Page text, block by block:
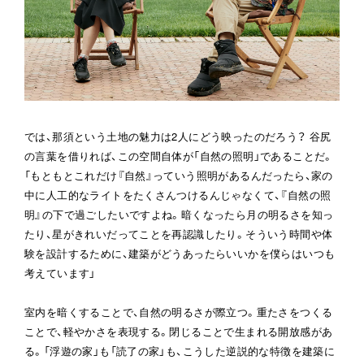
では、那須という土地の魅力は2人にどう映ったのだろう？ 谷尻
の言葉を借りれば、この空間自体が「自然の照明」であることだ。
「もともとこれだけ『自然』っていう照明があるんだったら、家の
中に人工的なライトをたくさんつけるんじゃなくて、『自然の照
明』の下で過ごしたいですよね。暗くなったら月の明るさを知っ
たり、星がきれいだってことを再認識したり。そういう時間や体
験を設計するために、建築がどうあったらいいかを僕らはいつも
考えています」
室内を暗くすることで、自然の明るさが際立つ。重たさをつくる
ことで、軽やかさを表現する。閉じることで生まれる開放感があ
る。「浮遊の家」も「読了の家」も、こうした逆説的な特徴を建築に